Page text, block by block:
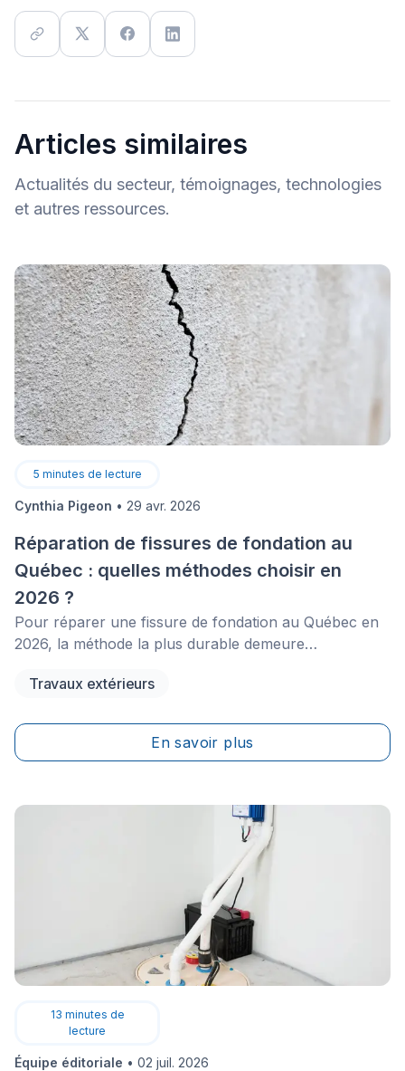
Articles similaires
Actualités du secteur, témoignages, technologies
et autres ressources.
5 minutes de lecture
Cynthia Pigeon • 29 avr. 2026
Réparation de fissures de fondation au
Québec : quelles méthodes choisir en
2026 ?
Pour réparer une fissure de fondation au Québec en
2026, la méthode la plus durable demeure
d’élastomère, idéale contre les cycles de gel-dégel. Si
polyuréthane ou d'époxy par l’intérieur offre une
solution rapide et étanche pour les fissures passives.
technologique pour stabiliser les fondations sans
Travaux extérieurs
En savoir plus
13 minutes de
lecture
Équipe éditoriale • 02 juil. 2026